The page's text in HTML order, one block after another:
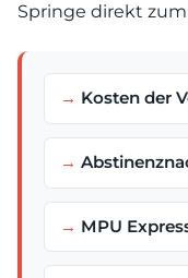
Springe direkt
Kosten der
MPU